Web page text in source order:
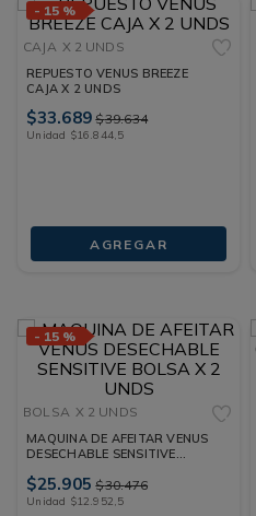
- 15 %
CAJA X 2 UNDS
REPUESTO VENUS BREEZE
CAJA X 2 UNDS
$33.689 $39.634
Unidad $16.844,5
AGREGAR
- 15 %
BOLSA X 2 UNDS
MAQUINA DE AFEITAR VENUS
DESECHABLE SENSITIVE
$25.905 $30.476
Unidad $12.952,5